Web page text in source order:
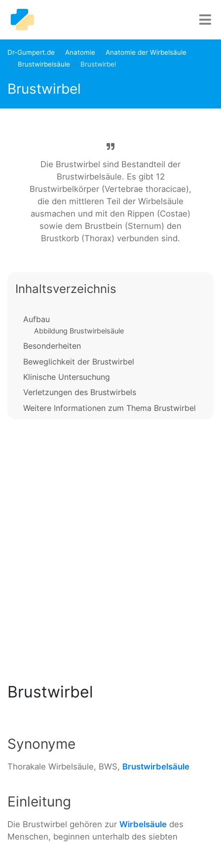
Dr-Gumpert.de Anatomie
Anatomie der Wirbelsäule
Brustwirbelsäule
Brustwirbel
Brustwirbel
Die Brustwirbel sind Bestandteil der
Brustwirbelsäule. Es gibt 12
Brustwirbelkörper (Vertebrae thoracicae),
die den mittleren Teil der Wirbelsäule
ausmachen und mit den Rippen (Costae)
sowie dem Brustbein (Sternum) den
Brustkorb (Thorax) verbunden sind.
Inhaltsverzeichnis
Aufbau
Abbildung Brustwirbelsäule
Besonderheiten
Beweglichkeit der Brustwirbel
Klinische Untersuchung
Verletzungen des Brustwirbels
Weitere Informationen zum Thema Brustwirbel
Brustwirbel
Synonyme
Thorakale Wirbelsäule, BWS, Brustwirbelsäule
Einleitung
Die Brustwirbel gehören zur Wirbelsäule des
Menschen, beginnen unterhalb des siebten